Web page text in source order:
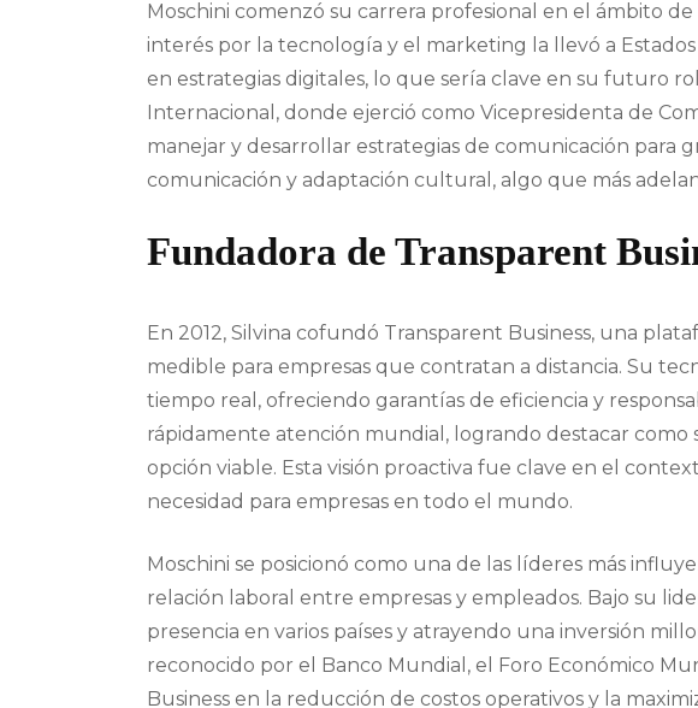
Moschini comenzó su carrera profesional en el ámbito
interés por la tecnología y el marketing la llevó a
en estrategias digitales, lo que sería clave en su futuro
Internacional, donde ejerció como Vicepresidenta de
manejar y desarrollar estrategias de comunicación para
comunicación y adaptación cultural, algo que más
Fundadora de Transparent
En 2012, Silvina cofundó Transparent Business, una
medible para empresas que contratan a distancia. Su
tiempo real, ofreciendo garantías de eficiencia y
rápidamente atención mundial, logrando destacar
opción viable. Esta visión proactiva fue clave en el
necesidad para empresas en todo el mundo.
Moschini se posicionó como una de las líderes más
relación laboral entre empresas y empleados. Bajo su
presencia en varios países y atrayendo una inversión
reconocido por el Banco Mundial, el Foro Económico
Business en la reducción de costos operativos y la